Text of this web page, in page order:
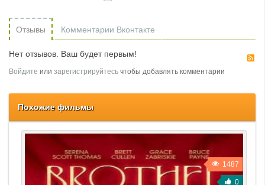
Отзывы Комментарии Вконтакте
Нет отзывов. Ваш будет первым!
Войдите или зарегистрируйтесь чтобы добавлять комментарии
Похожие фильмы
1487
0